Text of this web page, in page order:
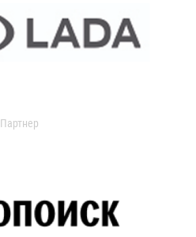
Партнер